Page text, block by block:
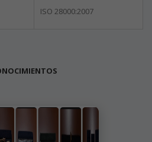
ISO 28000:2007